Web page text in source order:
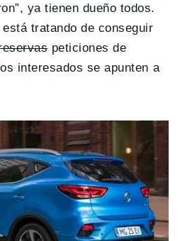
ya tienen dueño todos.
tratando de conseguir
peticiones de
interesados se apunten a